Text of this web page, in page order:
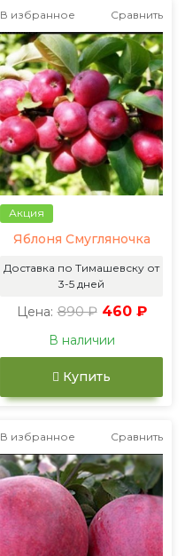
В избранное Сравнить
Акция
Яблоня Смугляночка
Доставка по Тимашевску от
3-5 дней
Цена: 890 ₽ 460 ₽
В наличии
Купить
В избранное Сравнить